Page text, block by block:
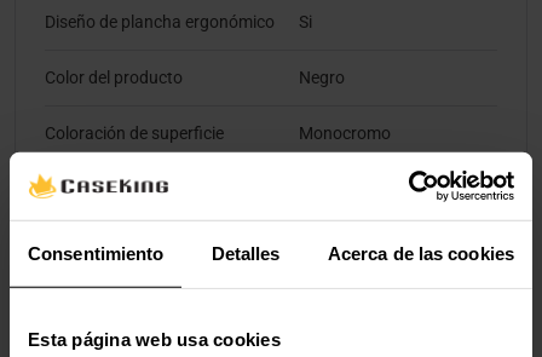
Consentimiento Detalles Acerca de las cookies
Esta página web usa cookies
Diseño de plancha ergonómico Si
Color del producto Negro
Coloración de superficie Monocromo
Iluminación
Iluminación de color Multi